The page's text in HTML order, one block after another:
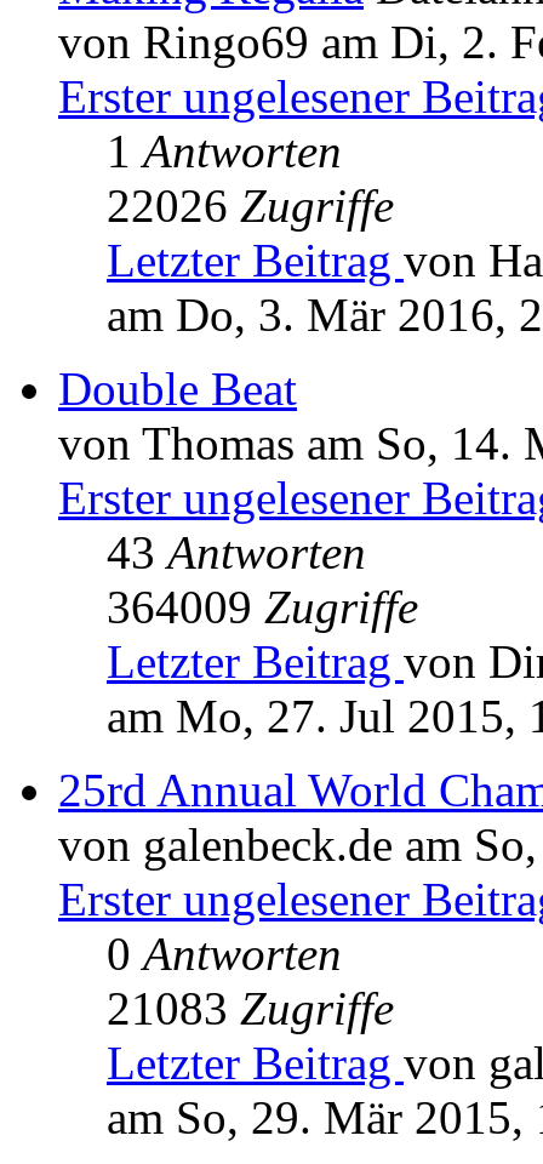
von Ringo69 am Di, 2.
Erster ungelesener
1Antworten
22026 Zugriffe
Letzter Beitrag von
am Do, 3. Mär 2016,
Double Beat
von Thomas am So, 14.
Erster ungelesener
43Antworten
364009 Zugriffe
Letzter Beitrag von
am Mo, 27. Jul 2015,
25rd Annual World
von galenbeck.de am
Erster ungelesener
0Antworten
21083 Zugriffe
Letzter Beitrag von
am So, 29. Mär 2015,